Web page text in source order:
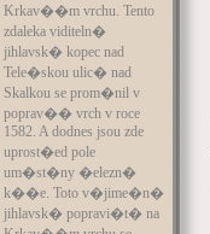
Krkav��m vrchu. Tento
zdaleka viditeln�
jihlavsk� kopec nad
Tele�skou ulic� nad
Skalkou se prom�nil v
poprav�� vrch v roce
1582. A dodnes jsou zde
uprost�ed pole
um�st�ny �elezn�
k��e. Toto v�jime�n�
jihlavsk� popravi�t� na